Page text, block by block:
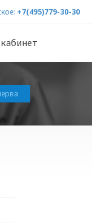
+7(495)779-30-30